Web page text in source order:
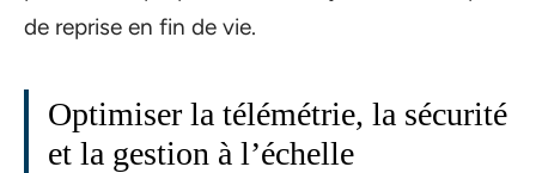
de reprise en fin de vie.
Optimiser la télémétrie, la sécurité
et la gestion à l’échelle